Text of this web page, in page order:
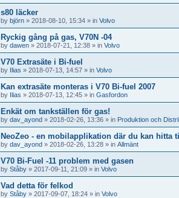
s80 läcker
by björn » 2018-08-10, 15:34 » in Volvo
Ryckig gång på gas, V70N -04
by dawen » 2018-07-21, 12:38 » in Volvo
V70 Extrasäte i Bi-fuel
by Ilias » 2018-07-13, 14:57 » in Volvo
Kan extrasäte monteras i V70 Bi-fuel 2007
by Ilias » 2018-07-13, 12:45 » in Gasfordon
Enkät om tankställen för gas!
by dav_ayond » 2018-02-26, 13:36 » in Produktion och
NeoZeo - en mobilapplikation där du kan hitta
by dav_ayond » 2018-02-26, 13:28 » in Allmänt
V70 Bi-Fuel -11 problem med gasen
by Ståby » 2017-09-11, 21:09 » in Volvo
Vad detta för felkod
by Ståby » 2017-09-07, 18:24 » in Volvo